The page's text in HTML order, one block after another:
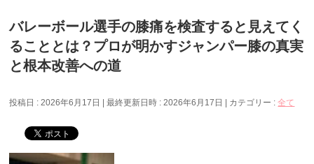
バレーボール選手の膝痛を検査すると見えてく
ることとは？プロが明かすジャンパー膝の真実
と根本改善への道
投稿日 : 2026年6月17日 最終更新日時 : 2026年6月17日 カテゴリー :全て